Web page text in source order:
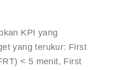
KPI yang
yang terukur: First
< 5 menit, First